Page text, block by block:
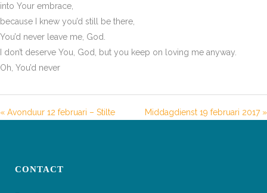
into Your embrace,
because I knew you’d still be there,
You’d never leave me, God.
I don’t deserve You, God, but you keep on loving me anyway.
Oh, You’d never
« Avonduur 12 februari – Stilte Middagdienst 19 februari 2017 »
CONTACT